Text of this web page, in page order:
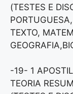
(TESTES E
TEXTO,
-19- 1
TEORIA